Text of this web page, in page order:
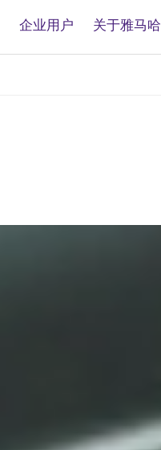
企业用户 关于雅马哈